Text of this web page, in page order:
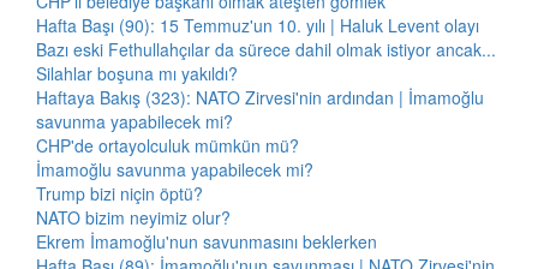
Hafta Başı (90): 15 Temmuz'un 10. yılı | Haluk Levent olayı
Bazı eski Fethullahçılar da sürece dahil olmak istiyor ancak...
Silahlar boşuna mı yakıldı?
Haftaya Bakış (323): NATO Zirvesi'nin ardından | İmamoğlu
savunma yapabilecek mi?
CHP'de ortayolculuk mümkün mü?
İmamoğlu savunma yapabilecek mi?
Trump bizi niçin öptü?
NATO bizim neyimiz olur?
Ekrem İmamoğlu'nun savunmasını beklerken